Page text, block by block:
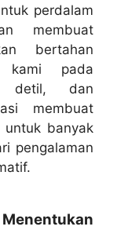
perdalam
membuat
bertahan
kami pada
detil, dan
membuat
banyak
pengalaman